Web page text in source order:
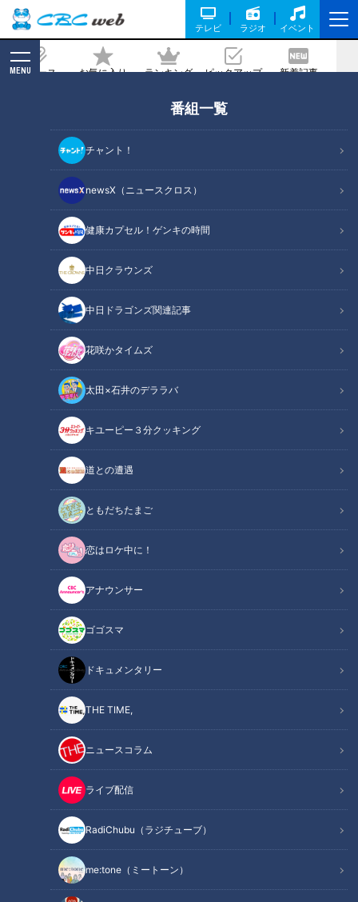
テレビ ラジオ イベント
ニュース お気に入り ランキング ピックアップ 新着記事
MENU
番組一覧
チャント！
newsX（ニュースクロス）
健康カプセル！ゲンキの時間
中日クラウンズ
中日ドラゴンズ関連記事
花咲かタイムズ
太田×石井のデララバ
キユーピー３分クッキング
道との遭遇
ともだちたまご
恋はロケ中に！
アナウンサー
ゴゴスマ
ドキュメンタリー
THE TIME,
ニュースコラム
ライブ配信
RadiChubu（ラジチューブ）
me:tone（ミートーン）
ード『みそ鍋』を調査！ 受け継がれたみ
そ味が食欲をそそる！シメまでおいしい
大満足なべ
2025/02/12 17:04
2025年2月7日放送
CBCテレビ『チャント！』いただきます！ほぼ地元だけ 愛されフード
チャント！
いただきます！ほぼ地元だけ愛されフード
その町以外ではあまり知られていないけど…地元の人はみんな
知っている！ その町で生まれ、根づく愛されフードを加藤愛
が全力で調査します。今回は、『岐阜・笠松町』の『みそ鍋』
関連リンク
【動画はコチラ】ほぼ岐阜・笠松町だけ愛され
特別感も味わえる空間でいただく『みそ鍋』
大きな牡蠣に絶妙な半熟具合の絶品シメご飯
秘伝の味噌の味を守り、進化もさせる５代目
オススメ関連コンテンツ